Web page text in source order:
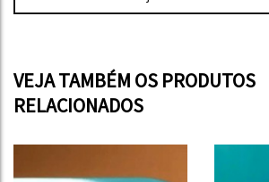
VEJA TAMBÉM OS PRODUTOS
RELACIONADOS